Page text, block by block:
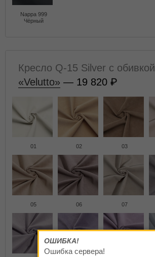
Nappa 999
Чёрный
Кресло Q-15 Silver с обивкой
«Velutto» — 19 820
01 02 03
05 06 07
ОШИБКА!
Ошибка сервера!